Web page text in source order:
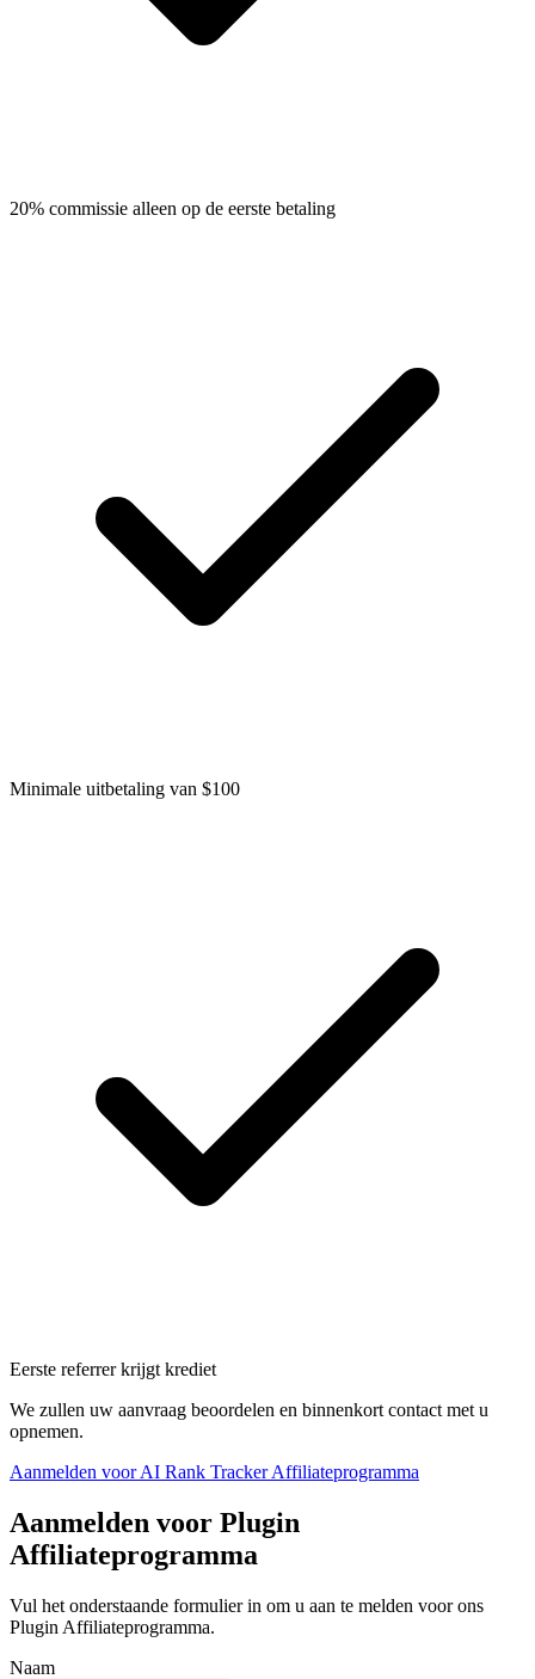
20% commissie alleen op de eerste betaling
Minimale uitbetaling van $100
Eerste referrer krijgt krediet
We zullen uw aanvraag beoordelen en binnenkort contact met u
opnemen.
Aanmelden voor AI Rank Tracker Affiliateprogramma
Aanmelden voor Plugin
Affiliateprogramma
Vul het onderstaande formulier in om u aan te melden voor ons
Plugin Affiliateprogramma.
Naam